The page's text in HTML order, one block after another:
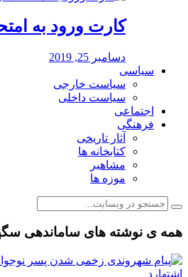
کارت ورود به
دسامبر 25, 2019
سیاسی
سیاست خارجی
سیاست داخلی
اجتماعی
فرهنگی
آثار تاریخی
کتابخانه ها
مشاهیر
موزه ها
همه ی نوشته های ساماندهی